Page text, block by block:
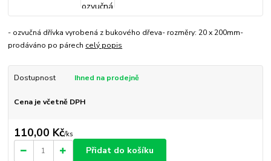
- ozvučná dřívka vyrobená z bukového dřeva- rozměry: 20 x 200mm-
prodáváno po párech celý popis
Dostupnost Ihned na prodejně
Cena je včetně DPH
110,00 Kč/ks
Přidat do košíku